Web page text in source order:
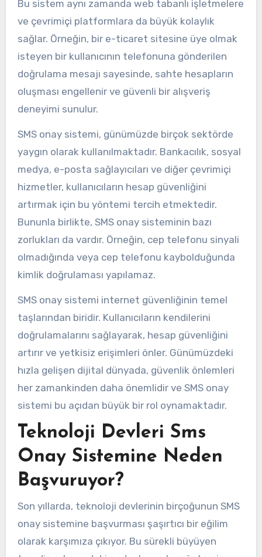
Bu sistem aynı zamanda web tabanlı işletmelere
ve çevrimiçi platformlara da büyük kolaylık
sağlar. Örneğin, bir e-ticaret sitesine üye olmak
isteyen bir kullanıcının telefonuna gönderilen
doğrulama mesajı sayesinde, sahte hesapların
oluşması engellenir ve güvenli bir alışveriş
deneyimi sunulur.
SMS onay sistemi, günümüzde birçok sektörde
yaygın olarak kullanılmaktadır. Bankacılık, sosyal
medya, e-posta sağlayıcıları ve diğer çevrimiçi
hizmetler, kullanıcıların hesap güvenliğini
artırmak için bu yöntemi tercih etmektedir.
Bununla birlikte, SMS onay sisteminin bazı
zorlukları da vardır. Örneğin, cep telefonu sinyali
olmadığında veya cep telefonu kaybolduğunda
kimlik doğrulaması yapılamaz.
SMS onay sistemi internet güvenliğinin temel
taşlarından biridir. Kullanıcıların kendilerini
doğrulamalarını sağlayarak, hesap güvenliğini
artırır ve yetkisiz erişimleri önler. Günümüzdeki
hızla gelişen dijital dünyada, güvenlik önlemleri
her zamankinden daha önemlidir ve SMS onay
sistemi bu açıdan büyük bir rol oynamaktadır.
Teknoloji Devleri Sms
Onay Sistemine Neden
Başvuruyor?
Son yıllarda, teknoloji devlerinin birçoğunun SMS
onay sistemine başvurması şaşırtıcı bir eğilim
olarak karşımıza çıkıyor. Bu sürekli büyüyen